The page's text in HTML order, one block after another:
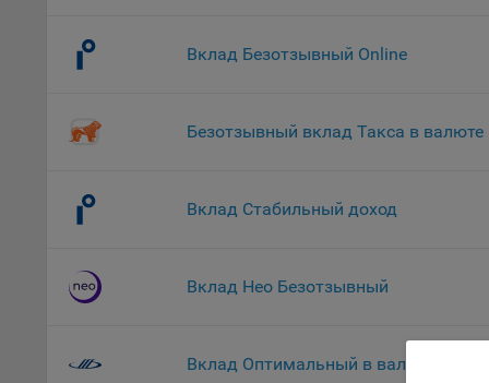
На
Вклад Безотзывный Online
Безотзывный вклад Такса в валюте
Вклад Стабильный доход
Вклад Нео Безотзывный
Вклад Оптимальный в валюте